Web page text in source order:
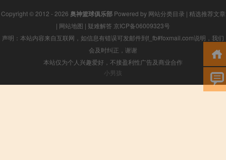
Copyright © 2012 - 2026 奥神篮球俱乐部Powered by 网站分类目录 | 精选推荐文章
| 网站地图 | 疑难解答 京ICP备06009323号
声明：本站内容来自互联网，如信息有错误可发邮件到f_fb#foxmail.com说明，我们
会及时纠正，谢谢
本站仅为个人兴趣爱好，不接盈利性广告及商业合作
小男孩